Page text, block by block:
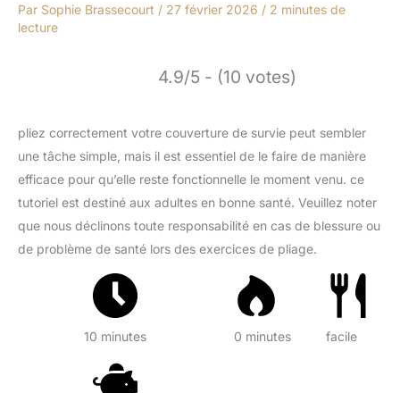
Par Sophie Brassecourt / 27 février 2026 / 2 minutes de
lecture
4.9/5 - (10 votes)
pliez correctement votre couverture de survie peut sembler
une tâche simple, mais il est essentiel de le faire de manière
efficace pour qu’elle reste fonctionnelle le moment venu. ce
tutoriel est destiné aux adultes en bonne santé. Veuillez noter
que nous déclinons toute responsabilité en cas de blessure ou
de problème de santé lors des exercices de pliage.
10 minutes 0 minutes facile